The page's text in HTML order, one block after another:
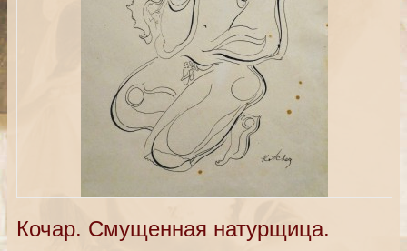
Кочар. Смущенная натурщица.